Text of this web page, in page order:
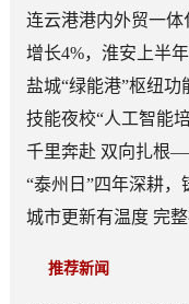
连云港港内外贸一
增长4%，淮安上半
盐城“绿能港”枢纽功
技能夜校“人工智能
千里奔赴 双向扎根
“泰州日”四年深耕，
城市更新有温度 完
推荐新闻